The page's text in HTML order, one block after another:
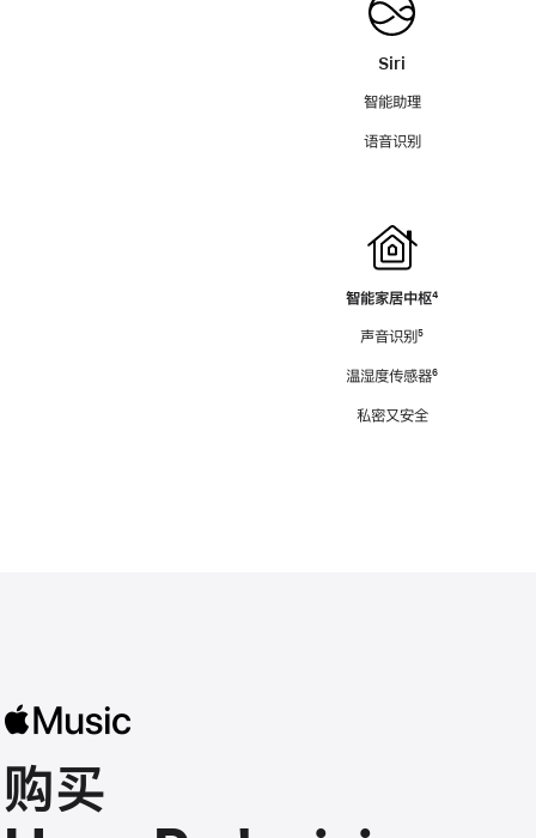
Siri
智能助理
语音识别
智能家居中枢脚
⁴
声音识别脚
⁵
温湿度传感器脚
⁶
私密又安全
购买